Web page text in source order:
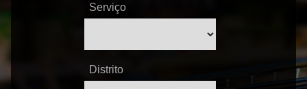
Serviço
Distrito